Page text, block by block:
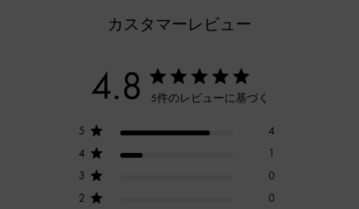
カスタマーレビュー
4.8 5件のレビューに基づく
5
4
4
1
3
0
2
0